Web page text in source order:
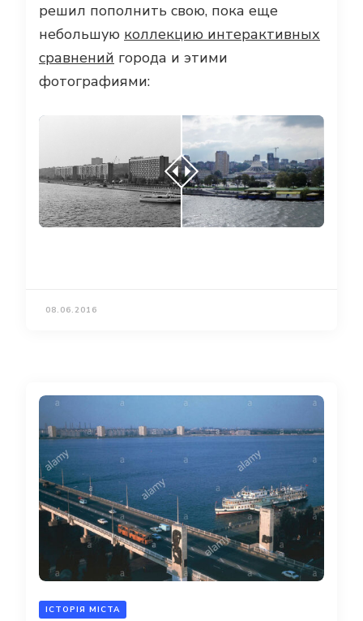
решил пополнить свою, пока еще
небольшую коллекцию интерактивных
сравнений города и этими
фотографиями:
08.06.2016
ІСТОРІЯ МІСТА